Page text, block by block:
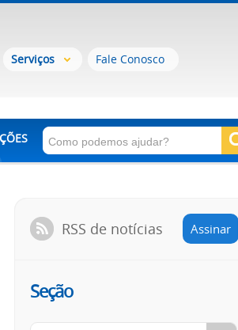
Serviços Fale Conosco
RSS de notícias Assinar
Seção